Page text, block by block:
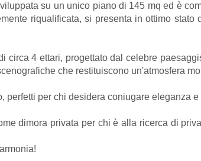
su un unico piano di 145 mq ed è
riqualificata, si presenta in ottimo stato
4 ettari, progettato dal celebre
che restituiscono un'atmosfera
perfetti per chi desidera coniugare eleganza e
dimora privata per chi è alla ricerca di